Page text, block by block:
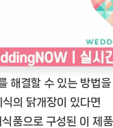
장:
간
편
하
해결할 수 있는 방법을
의 닭개장이 있다면
품으로 구성된 이 제품